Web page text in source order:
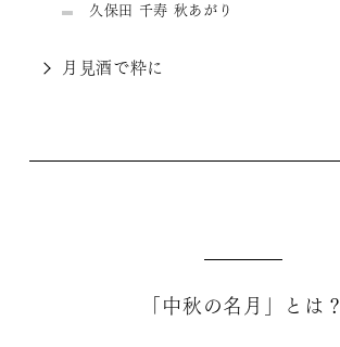
久保田 千寿 秋あがり
月見酒で粋に
「中秋の名月」とは？